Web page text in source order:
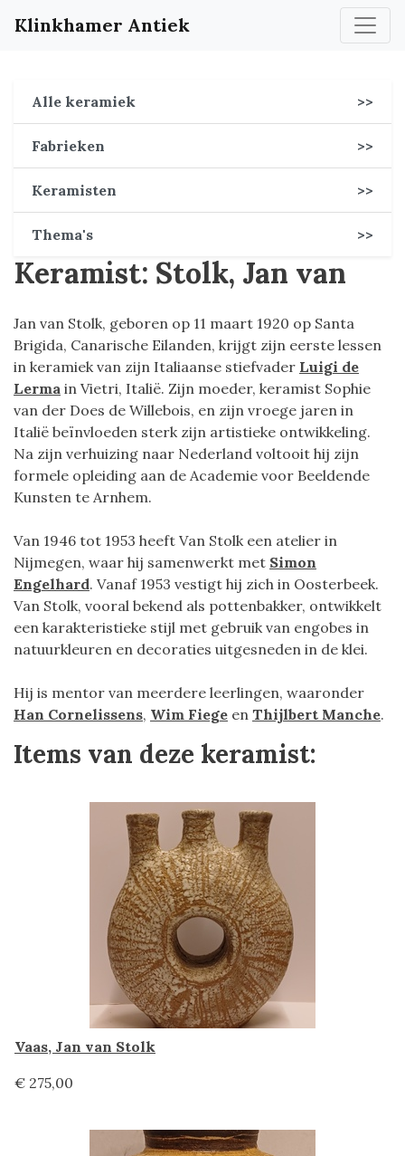
Klinkhamer Antiek
Alle keramiek >>
Fabrieken >>
Keramisten >>
Thema's >>
Keramist: Stolk, Jan van
Jan van Stolk, geboren op 11 maart 1920 op Santa
Brigida, Canarische Eilanden, krijgt zijn eerste lessen
in keramiek van zijn Italiaanse stiefvader Luigi de
Lerma in Vietri, Italië. Zijn moeder, keramist Sophie
van der Does de Willebois, en zijn vroege jaren in
Italië beïnvloeden sterk zijn artistieke ontwikkeling.
Na zijn verhuizing naar Nederland voltooit hij zijn
formele opleiding aan de Academie voor Beeldende
Kunsten te Arnhem.
Van 1946 tot 1953 heeft Van Stolk een atelier in
Nijmegen, waar hij samenwerkt met Simon
Engelhard. Vanaf 1953 vestigt hij zich in Oosterbeek.
Van Stolk, vooral bekend als pottenbakker, ontwikkelt
een karakteristieke stijl met gebruik van engobes in
natuurkleuren en decoraties uitgesneden in de klei.
Hij is mentor van meerdere leerlingen, waaronder
Han Cornelissens, Wim Fiege en Thijlbert Manche.
Items van deze keramist:
Vaas, Jan van Stolk
€ 275,00